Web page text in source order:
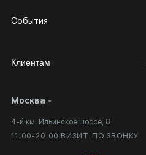
Москва
4-й км. Ильинское шоссе, 8
11:00-20:00 ВИЗИТ ПО ЗВОНКУ
События
Клиентам
Личный кабинет
Вопросы и ответы
Сотрудничество
Выставка в галерее